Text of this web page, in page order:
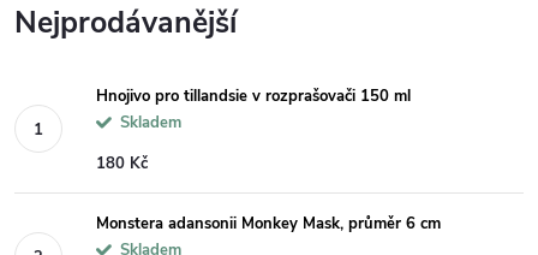
Nejprodávanější
Hnojivo pro tillandsie v rozprašovači 150 ml
Skladem
180 Kč
Monstera adansonii Monkey Mask, průměr 6 cm
Skladem